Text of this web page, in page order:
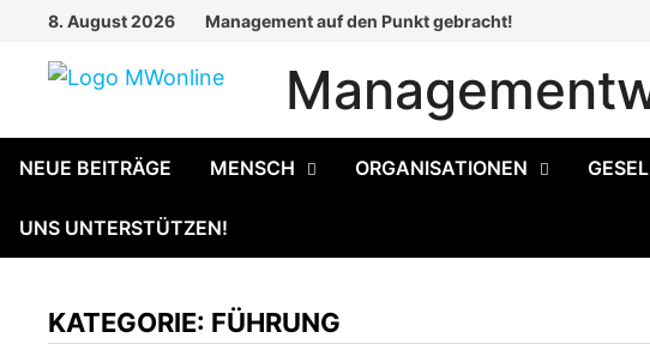
springen
8. August 2026 Management auf den Punkt gebracht!
NEUE BEITRÄGE MENSCH ORGANISATIONEN
UNS UNTERSTÜTZEN!
KATEGORIE: FÜHRUNG